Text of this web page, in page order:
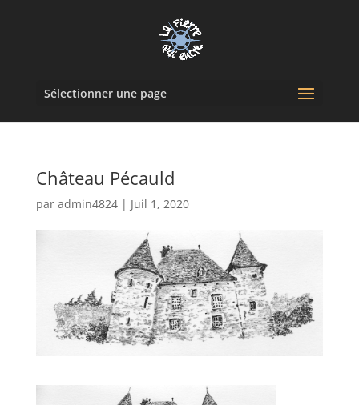
Sélectionner une page
Château Pécauld
par admin4824| Juil 1, 2020